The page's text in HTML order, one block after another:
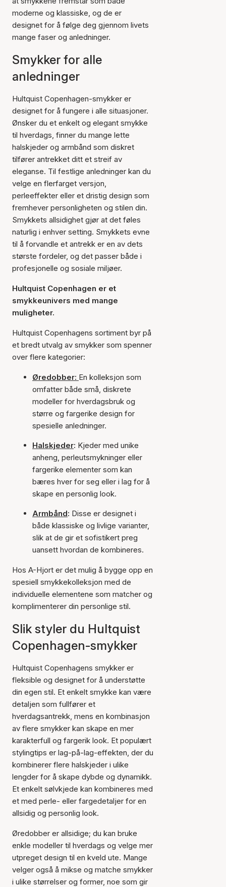
moderne og klassiske, og de er
designet for å følge deg gjennom livets
mange faser og anledninger.
Smykker for alle
anledninger
Hultquist Copenhagen-smykker er
designet for å fungere i alle situasjoner.
Ønsker du et enkelt og elegant smykke
til hverdags, finner du mange lette
halskjeder og armbånd som diskret
tilfører antrekket ditt et streif av
eleganse. Til festlige anledninger kan du
velge en flerfarget versjon,
perleeffekter eller et dristig design som
fremhever personligheten og stilen din.
Smykkets allsidighet gjør at det føles
naturlig i enhver setting. Smykkets evne
til å forvandle et antrekk er en av dets
største fordeler, og det passer både i
profesjonelle og sosiale miljøer.
Hultquist Copenhagen er et
smykkeunivers med mange
muligheter.
Hultquist Copenhagens sortiment byr på
et bredt utvalg av smykker som spenner
over flere kategorier:
Øredobber: En kolleksjon som
omfatter både små, diskrete
modeller for hverdagsbruk og
større og fargerike design for
spesielle anledninger.
Halskjeder: Kjeder med unike
anheng, perleutsmykninger eller
fargerike elementer som kan
bæres hver for seg eller i lag for å
skape en personlig look.
Armbånd: Disse er designet i
både klassiske og livlige varianter,
slik at de gir et sofistikert preg
uansett hvordan de kombineres.
Hos A-Hjort er det mulig å bygge opp en
spesiell smykkekolleksjon med de
individuelle elementene som matcher og
komplimenterer din personlige stil.
Slik styler du Hultquist
Copenhagen-smykker
Hultquist Copenhagens smykker er
fleksible og designet for å understøtte
din egen stil. Et enkelt smykke kan være
detaljen som fullfører et
hverdagsantrekk, mens en kombinasjon
av flere smykker kan skape en mer
karakterfull og fargerik look. Et populært
stylingtips er lag-på-lag-effekten, der du
kombinerer flere halskjeder i ulike
lengder for å skape dybde og dynamikk.
Et enkelt sølvkjede kan kombineres med
et med perle- eller fargedetaljer for en
allsidig og personlig look.
Øredobber er allsidige; du kan bruke
enkle modeller til hverdags og velge mer
utpreget design til en kveld ute. Mange
velger også å mikse og matche smykker
i ulike størrelser og former, noe som gir